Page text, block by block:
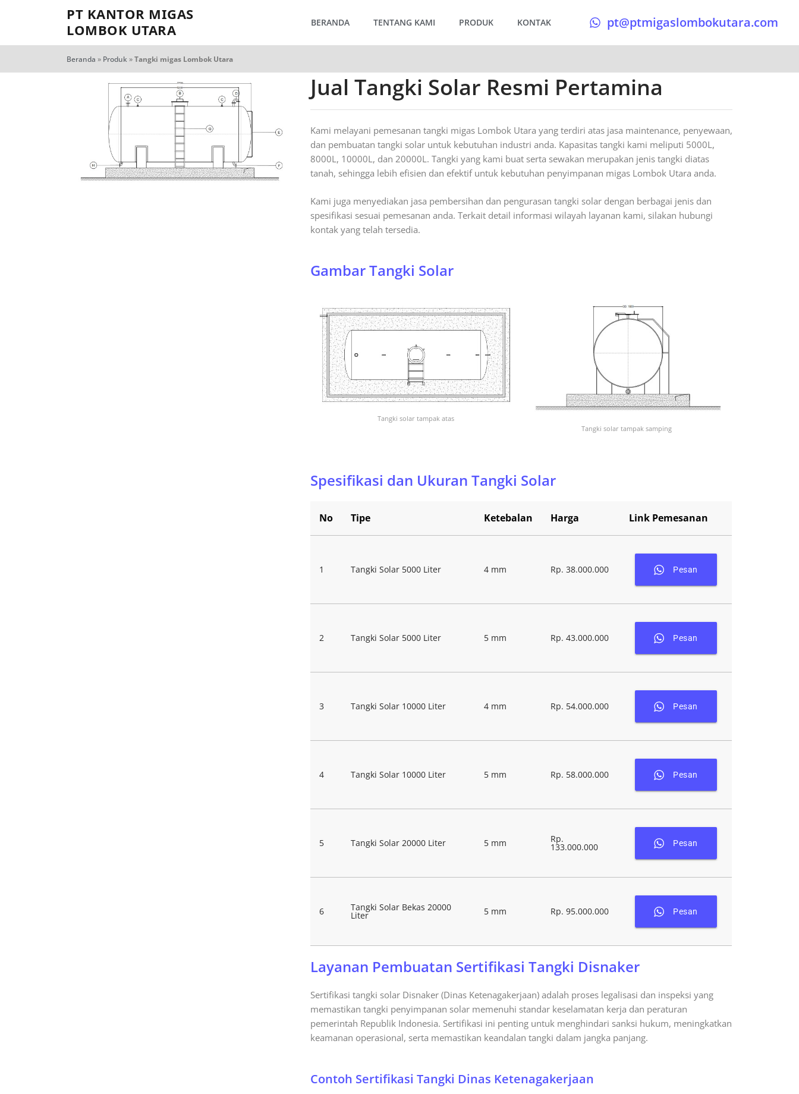
PT KANTOR MIGAS
LOMBOK UTARA
BERANDA TENTANG KAMI PRODUK KONTAK pt@ptmigaslombokutara.com
Beranda » Produk »Tangki migas Lombok Utara
Jual Tangki Solar Resmi Pertamina
Kami melayani pemesanan tangki migas Lombok Utara yang terdiri atas jasa maintenance, penyewaan,
dan pembuatan tangki solar untuk kebutuhan industri anda. Kapasitas tangki kami meliputi 5000L,
8000L, 10000L, dan 20000L. Tangki yang kami buat serta sewakan merupakan jenis tangki diatas
tanah, sehingga lebih efisien dan efektif untuk kebutuhan penyimpanan migas Lombok Utara anda.
Kami juga menyediakan jasa pembersihan dan pengurasan tangki solar dengan berbagai jenis dan
spesifikasi sesuai pemesanan anda. Terkait detail informasi wilayah layanan kami, silakan hubungi
kontak yang telah tersedia.
Gambar Tangki Solar
Tangki solar tampak atas
Tangki solar tampak samping
Spesifikasi dan Ukuran Tangki Solar
No Tipe Ketebalan Harga Link Pemesanan
1 Tangki Solar 5000 Liter 4 mm Rp. 38.000.000 Pesan
2 Tangki Solar 5000 Liter 5 mm Rp. 43.000.000 Pesan
3 Tangki Solar 10000 Liter 4 mm Rp. 54.000.000 Pesan
4 Tangki Solar 10000 Liter 5 mm Rp. 58.000.000 Pesan
5 Tangki Solar 20000 Liter 5 mm Rp.
133.000.000 Pesan
6 Tangki Solar Bekas 20000
Liter 5 mm Rp. 95.000.000 Pesan
Layanan Pembuatan Sertifikasi Tangki Disnaker
Sertifikasi tangki solar Disnaker (Dinas Ketenagakerjaan) adalah proses legalisasi dan inspeksi yang
memastikan tangki penyimpanan solar memenuhi standar keselamatan kerja dan peraturan
pemerintah Republik Indonesia. Sertifikasi ini penting untuk menghindari sanksi hukum, meningkatkan
keamanan operasional, serta memastikan keandalan tangki dalam jangka panjang.
Contoh Sertifikasi Tangki Dinas Ketenagakerjaan